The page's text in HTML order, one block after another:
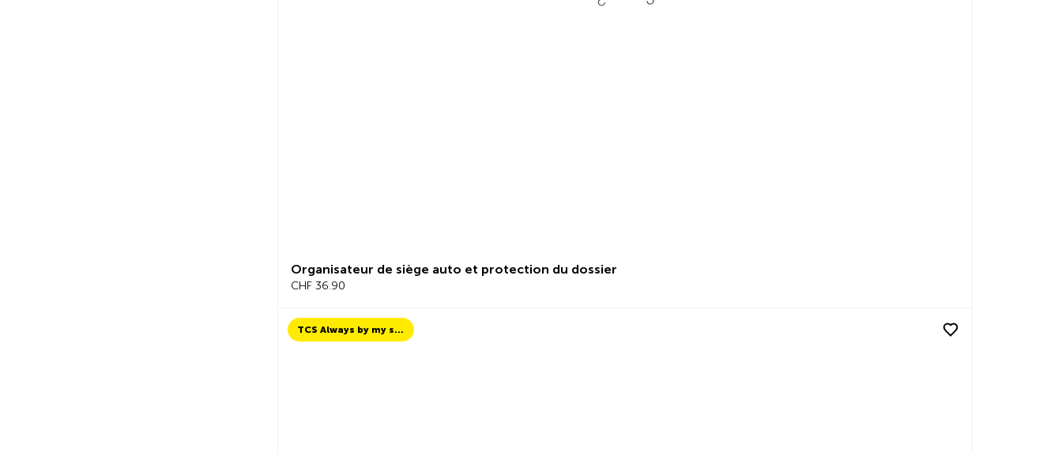
Organisateur de siège auto et protection du dossier
CHF 36.90
TCS Always by my side